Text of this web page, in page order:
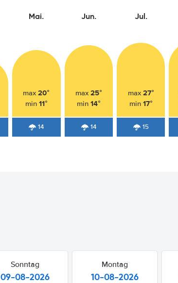
Mai.
max20°
min 11°
14
Jun.
max 25°
min 14°
14
Jul.
max 27°
min 17°
15
Sonntag
09-08-2026
Montag
10-08-2026